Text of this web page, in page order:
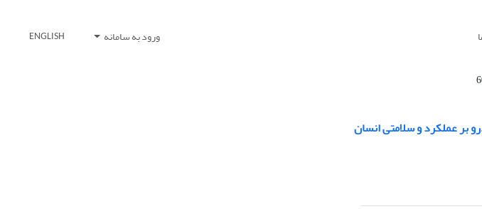
ورود به سامانه ENGLISH
بر عملکرد و سلامتی انسان